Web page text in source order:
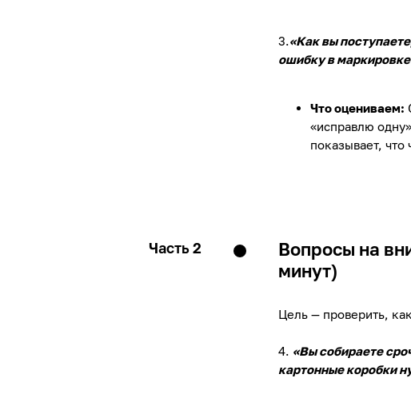
3.«Как вы
ошибку в
Что оцениваем:
«исправлю
показывает, что
Часть 2
Вопросы на
минут)
Цель — проверить,
4. «Вы собираете
картонные коробки